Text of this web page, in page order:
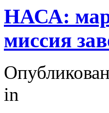
НАСА:
миссия
in